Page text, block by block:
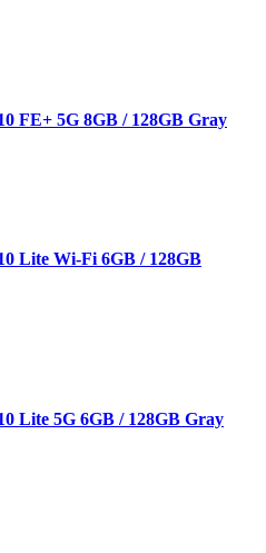
FE+ 5G 8GB / 128GB Gray
Lite Wi-Fi 6GB / 128GB
Lite 5G 6GB / 128GB Gray